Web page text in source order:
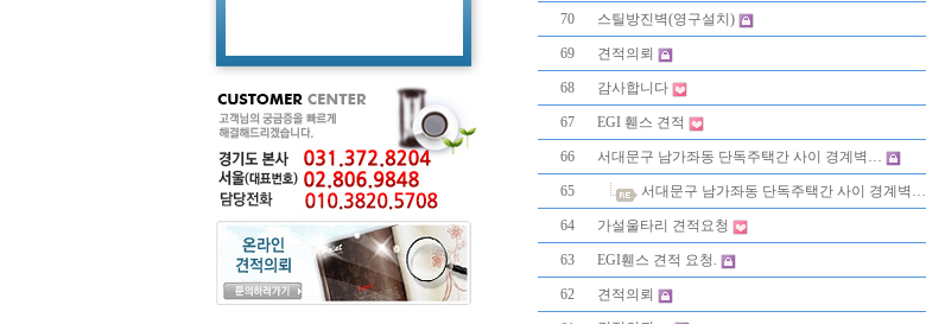
70 스틸방진벽(영구설치)
69 견적의뢰
68 감사합니다
67 EGI 휀스 견적
66 서대문구 남가좌동 단독주택간 사이 경계벽…
65 서대문구 남가좌동 단독주택간 사이 경계벽…
64 가설울타리 견적요청
63 EGI휀스 견적 요청.
62 견적의뢰